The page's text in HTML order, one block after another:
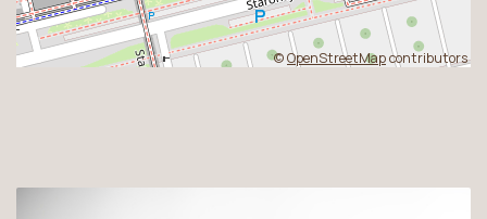
©OpenStreetMapcontributors